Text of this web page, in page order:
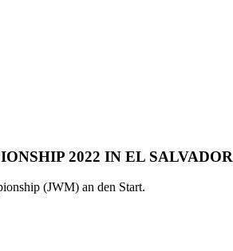
2022 IN EL SALVADOR
(JWM) an den Start.